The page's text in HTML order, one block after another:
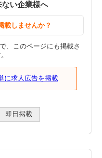
い企業様へ
載しませんか？
、このページにも掲載さ
に求人広告を掲載
即日掲載